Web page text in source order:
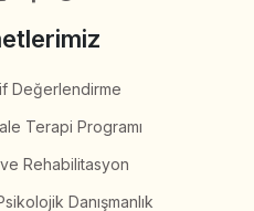
Değerlendirme
Terapi Programı
Rehabilitasyon
Danışmanlık